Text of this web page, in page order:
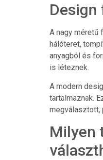
A nagy méretű
hálóteret,
anyagból és
is léteznek.
A modern
tartalmaznak.
megválasztott,
Milyen